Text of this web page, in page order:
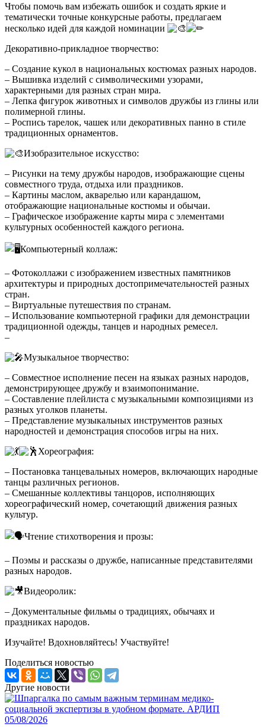
Чтобы помочь вам избежать ошибок и создать яркие и
тематически точные конкурсные работы, предлагаем
несколько идей для каждой номинации
Декоративно-прикладное творчество:
– Создание кукол в национальных костюмах разных народов.
– Вышивка изделий с символическими узорами,
характерными для разных стран мира.
– Лепка фигурок животных и символов дружбы из глины или
полимерной глины.
– Роспись тарелок, чашек или декоративных панно в стиле
традиционных орнаментов.
Изобразительное искусство:
– Рисунки на тему дружбы народов, изображающие сцены
совместного труда, отдыха или праздников.
– Картины маслом, акварелью или карандашом,
отображающие национальные костюмы и обычаи.
– Графическое изображение карты мира с элементами
культурных особенностей каждого региона.
Компьютерный коллаж:
– Фотоколлажи с изображением известных памятников
архитектуры и природных достопримечательностей разных
стран.
– Виртуальные путешествия по странам.
– Использование компьютерной графики для демонстрации
традиционной одежды, танцев и народных ремесел.
–
Музыкальное творчество:
– Совместное исполнение песен на языках разных народов,
демонстрирующее дружбу и взаимопонимание.
– Составление плейлиста с музыкальными композициями из
разных уголков планеты.
– Представление музыкальных инструментов разных
народностей и демонстрация способов игры на них.
Хореография:
– Постановка танцевальных номеров, включающих народные
танцы различных регионов.
– Смешанные коллективы танцоров, исполняющих
хореографический номер, сочетающий движения разных
культур.
Чтение стихотворения и прозы:
– Поэмы и рассказы о дружбе, написанные представителями
разных народов.
Видеоролик:
– Документальные фильмы о традициях, обычаях и
праздниках народов.
Изучайте! Вдохновляйтесь! Участвуйте!
Поделиться новостью
Другие новости
05/08/2026